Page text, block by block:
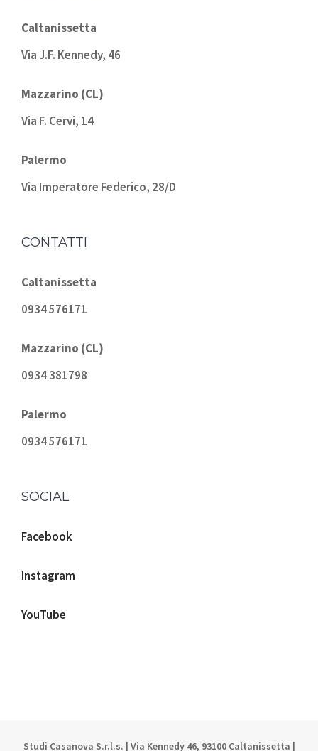
Caltanissetta
Via J.F. Kennedy, 46
Mazzarino (CL)
Via F. Cervi, 14
Palermo
Via Imperatore Federico, 28/D
CONTATTI
Caltanissetta
0934 576171
Mazzarino (CL)
0934 381798
Palermo
0934 576171
SOCIAL
Facebook
Instagram
YouTube
Studi Casanova S.r.l.s. | Via Kennedy 46, 93100 Caltanissetta |